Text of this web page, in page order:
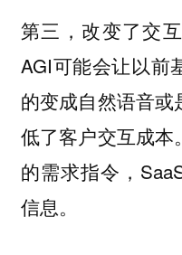
第三，改变了交
AGI可能会让以前
的变成自然语音
低了客户交互成本
的需求指令，
信息。